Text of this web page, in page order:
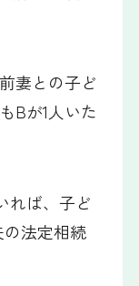
妻との子ど
Bが1人いた
れば、子ど
法定相続